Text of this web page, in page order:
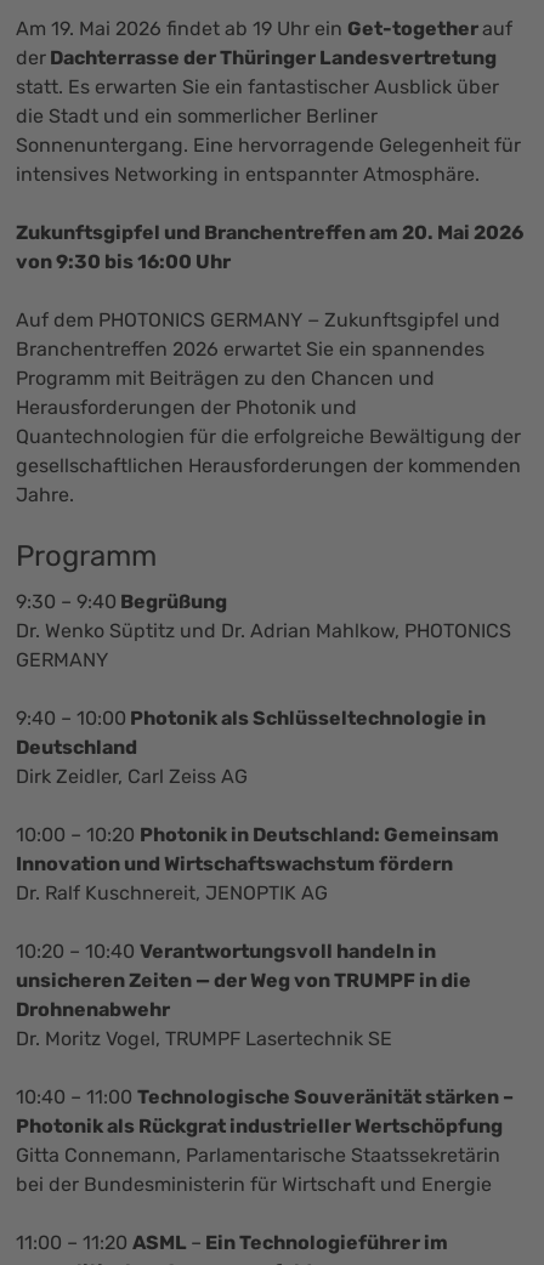
Am 19. Mai 2026 findet ab 19 Uhr ein Get-togetherauf
der Dachterrasse der Thüringer Landesvertretung
statt. Es erwarten Sie ein fantastischer Ausblick über
die Stadt und ein sommerlicher Berliner
Sonnenuntergang. Eine hervorragende Gelegenheit für
intensives Networking in entspannter Atmosphäre.
Zukunftsgipfel und Branchentreffen am 20. Mai 2026
von 9:30 bis 16:00 Uhr
Auf dem PHOTONICS GERMANY − Zukunftsgipfel und
Branchentreffen 2026 erwartet Sie ein spannendes
Programm mit Beiträgen zu den Chancen und
Herausforderungen der Photonik und
Quantechnologien für die erfolgreiche Bewältigung der
gesellschaftlichen Herausforderungen der kommenden
Jahre.
Programm
9:30 – 9:40 Begrüßung
Dr. Wenko Süptitz und Dr. Adrian Mahlkow, PHOTONICS
GERMANY
9:40 – 10:00 Photonik als Schlüsseltechnologie in
Deutschland
Dirk Zeidler, Carl Zeiss AG
10:00 – 10:20 Photonik in Deutschland: Gemeinsam
Innovation und Wirtschaftswachstum fördern
Dr. Ralf Kuschnereit, JENOPTIK AG
10:20 – 10:40Verantwortungsvoll handeln in
unsicheren Zeiten — der Weg von TRUMPF in die
Drohnenabwehr
Dr. Moritz Vogel, TRUMPF Lasertechnik SE
10:40 – 11:00Technologische Souveränität stärken –
Photonik als Rückgrat industrieller Wertschöpfung
Gitta Connemann, Parlamentarische Staatssekretärin
bei der Bundesministerin für Wirtschaft und Energie
11:00 – 11:20ASML – Ein Technologieführer im